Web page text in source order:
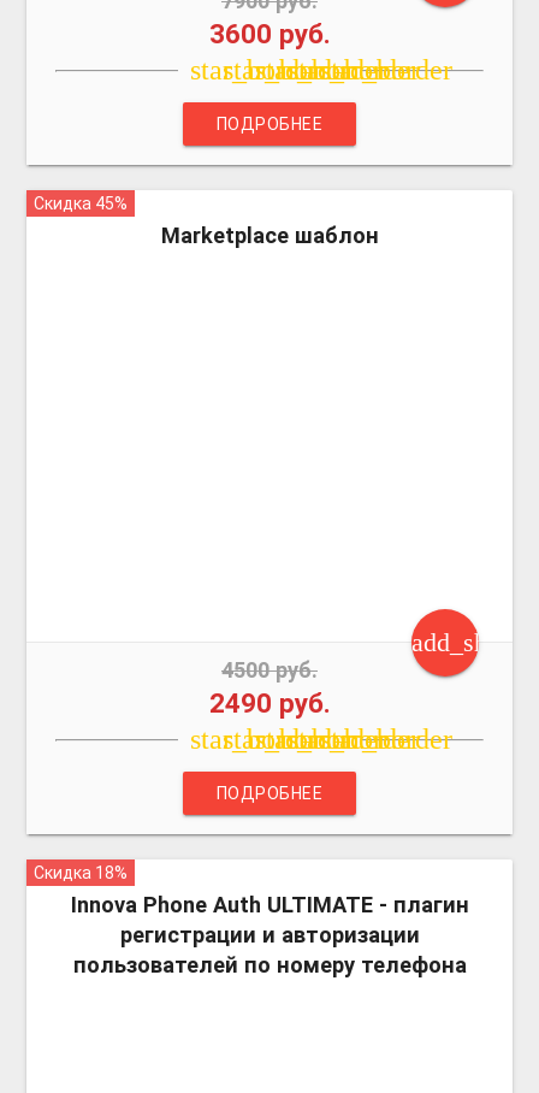
3600 руб.
star_border
star_border
star_border
star_border
star_border
ПОДРОБНЕЕ
Скидка 45%
more_vert
Marketplace шаблон
4500 руб.
2490 руб.
star_border
star_border
star_border
star_border
star_border
ПОДРОБНЕЕ
Скидка 18%
more_vert
Innova Phone Auth ULTIMATE - плагин
регистрации и авторизации
пользователей по номеру телефона